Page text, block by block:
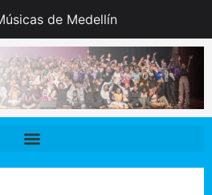
de Medellín